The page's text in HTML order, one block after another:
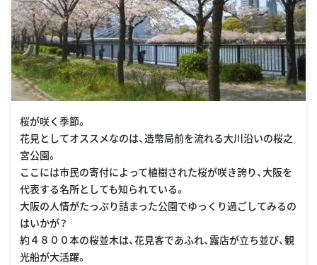
桜が咲く季節。
花見としてオススメなのは、造幣局前を流れる大川沿いの桜之
宮公園。
ここには市民の寄付によって植樹された桜が咲き誇り、大阪を
代表する名所としても知られている。
大阪の人情がたっぷり詰まった公園でゆっくり過ごしてみるの
はいかが？
約４８００本の桜並木は、花見客であふれ、露店が立ち並び、観
光船が大活躍。